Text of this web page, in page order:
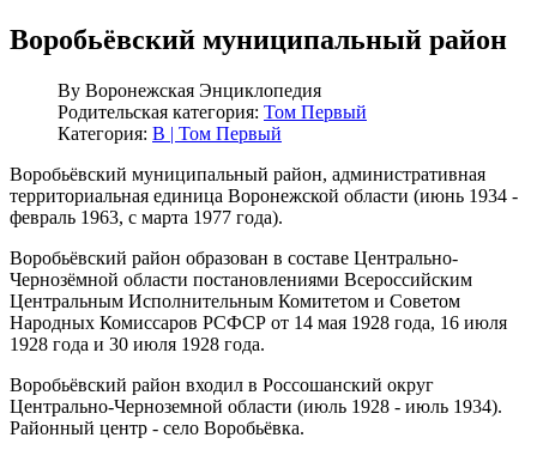
Воробьёвский муниципальный район
By Воронежская Энциклопедия
Родительская категория: Том Первый
Категория: В | Том Первый
Воробьёвский муниципальный район, административная
территориальная единица Воронежской области (июнь 1934 -
февраль 1963, с марта 1977 года).
Воробьёвский район образован в составе Центрально-
Чернозёмной области постановлениями Всероссийским
Центральным Исполнительным Комитетом и Советом
Народных Комиссаров РСФСР от 14 мая 1928 года, 16 июля
1928 года и 30 июля 1928 года.
Воробьёвский район входил в Россошанский округ
Центрально-Черноземной области (июль 1928 - июль 1934).
Районный центр - село Воробьёвка.